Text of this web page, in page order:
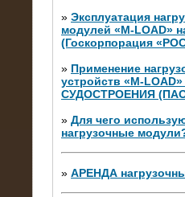
» Эксплуатация
модулей «M-LOAD»
(Госкорпорация
» Применение
устройств «M-
СУДОСТРОЕНИЯ
» Для чего
нагрузочные
» АРЕНДА